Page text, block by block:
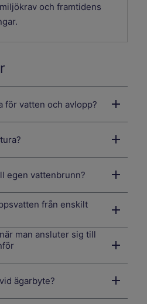
och framtidens
för vatten och avlopp?
egen vattenbrunn?
från enskilt
man ansluter sig till
ägarbyte?